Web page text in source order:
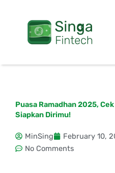
Puasa Ramadhan 2025,
Siapkan Dirimu!
MinSing February 10,
No Comments